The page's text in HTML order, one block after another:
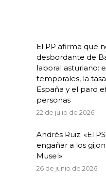
El PP afirma que
desbordante de
laboral asturiano:
temporales, la
España y el paro
personas
22 de julio de 2026
Andrés Ruiz: «El
engañar a los
Musel»
26 de junio de 2026